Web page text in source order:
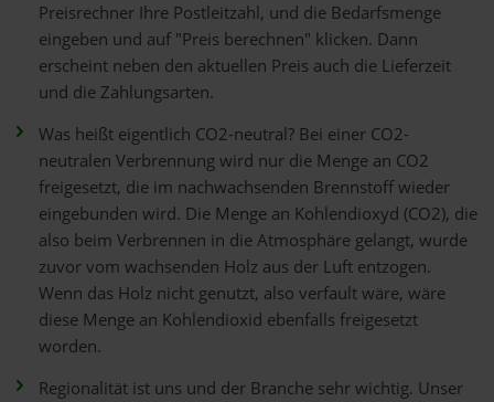
Preisrechner Ihre Postleitzahl, und die Bedarfsmenge
eingeben und auf "Preis berechnen" klicken. Dann
erscheint neben den aktuellen Preis auch die Lieferzeit
und die Zahlungsarten.
Was heißt eigentlich CO2-neutral? Bei einer CO2-
neutralen Verbrennung wird nur die Menge an CO2
freigesetzt, die im nachwachsenden Brennstoff wieder
eingebunden wird. Die Menge an Kohlendioxyd (CO2), die
also beim Verbrennen in die Atmosphäre gelangt, wurde
zuvor vom wachsenden Holz aus der Luft entzogen.
Wenn das Holz nicht genutzt, also verfault wäre, wäre
diese Menge an Kohlendioxid ebenfalls freigesetzt
worden.
Regionalität ist uns und der Branche sehr wichtig. Unser